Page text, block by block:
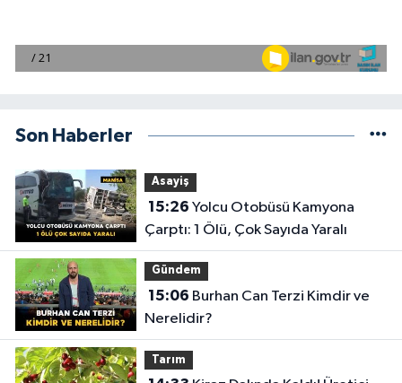
Son Haberler
Asayiş
15:26
Çarptı: 1 Ölü, Çok Sayıda Yaralı
Gündem
15:06
Nerelidir?
Tarım